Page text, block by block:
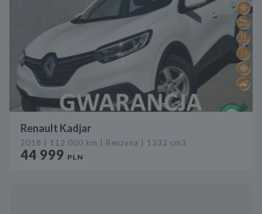
Renault Kadjar
2018 | 112 000 km | Benzyna | 1332 cm3
44 999 PLN